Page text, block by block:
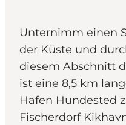
Unternimm einen
der Küste und
diesem Abschnitt
ist eine 8,5 km
Hafen Hundested
Fischerdorf